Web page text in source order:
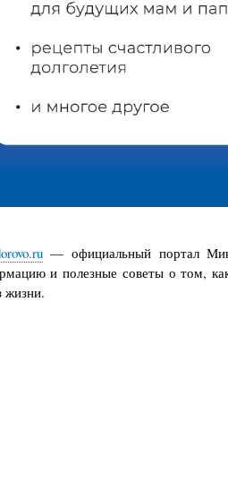
— официальный портал
и полезные советы о том,
жизни.